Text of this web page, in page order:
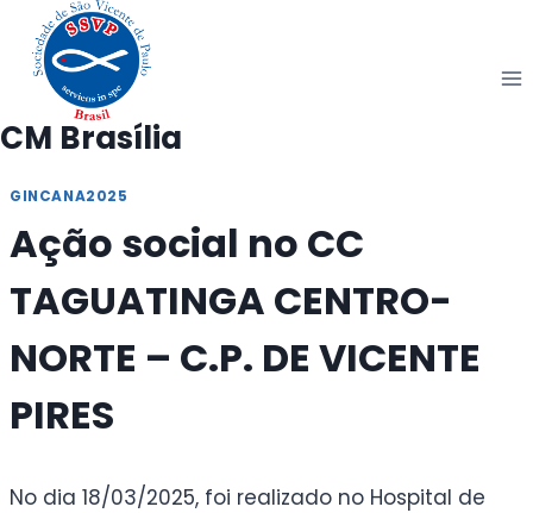
Pular
para
Conteúdo
CM Brasília
GINCANA2025
Ação social no CC
TAGUATINGA CENTRO-
NORTE – C.P. DE VICENTE
PIRES
No dia 18/03/2025, foi realizado no Hospital de